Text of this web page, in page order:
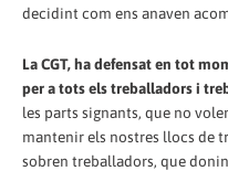
decidint com ens anaven
La CGT, ha defensat en tot
per a tots els treballadors i
les parts signants, que no
mantenir els nostres llocs de
sobren treballadors, que